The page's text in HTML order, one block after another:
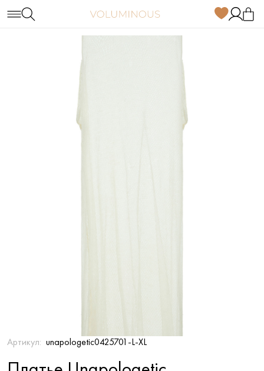
Артикул: unapologetic0425701-L-XL